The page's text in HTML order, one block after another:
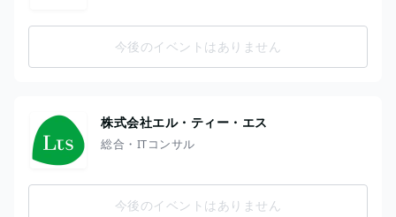
今後のイベントはありません
株式会社エル・ティー・エス
総合・ITコンサル
今後のイベントはありません